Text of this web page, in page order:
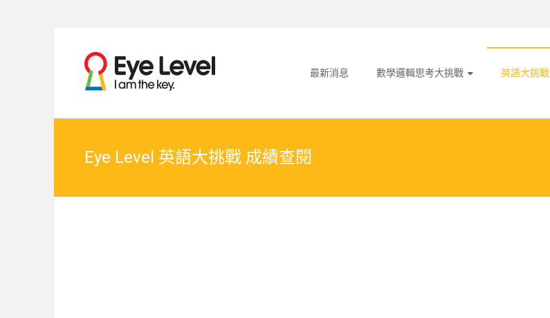
contentEye
Level
資訊
為各
家長
提供
Eye
比賽
站
最新消息 數學邏輯思考大挑戰 英語大挑戰
Eye Level 英語大挑戰 成績查閱